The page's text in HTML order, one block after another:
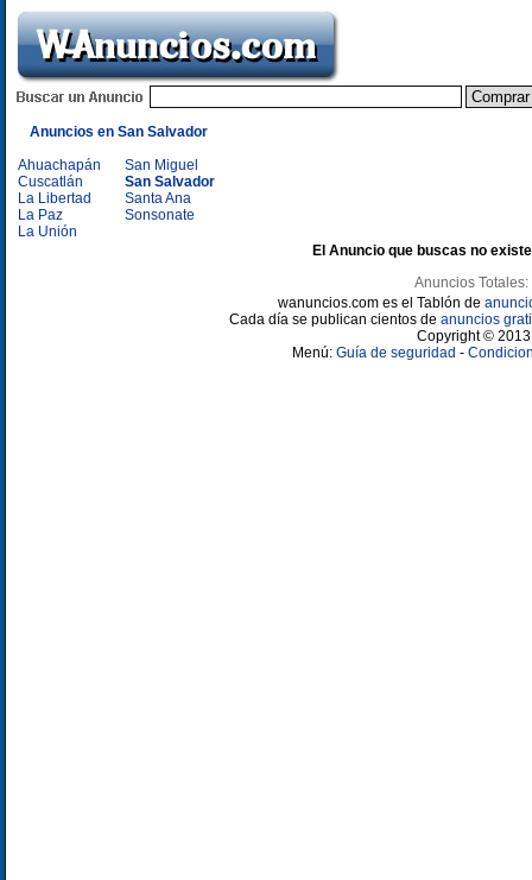
Anuncios en San Salvador
Ahuachapán
Cuscatlán
La Libertad
La Paz
La Unión
San Miguel
San Salvador
Santa Ana
Sonsonate
El Anuncio que buscas no
Anuncios Totales:
wanuncios.com es el Tablón de
Cada día se publican cientos de anuncios
Copyright ©
Menú: Guía de seguridad -